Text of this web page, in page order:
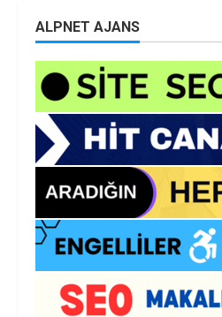
ALPNET AJANS